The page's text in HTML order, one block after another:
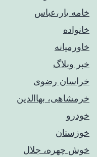
خامه یار،عباس
خانواده
خاورمیانه
خبر وبلاگ
خراسان رضوی
خرمشاهی، بهاالدین
خودرو
خوزستان
خوش چهره، جلال